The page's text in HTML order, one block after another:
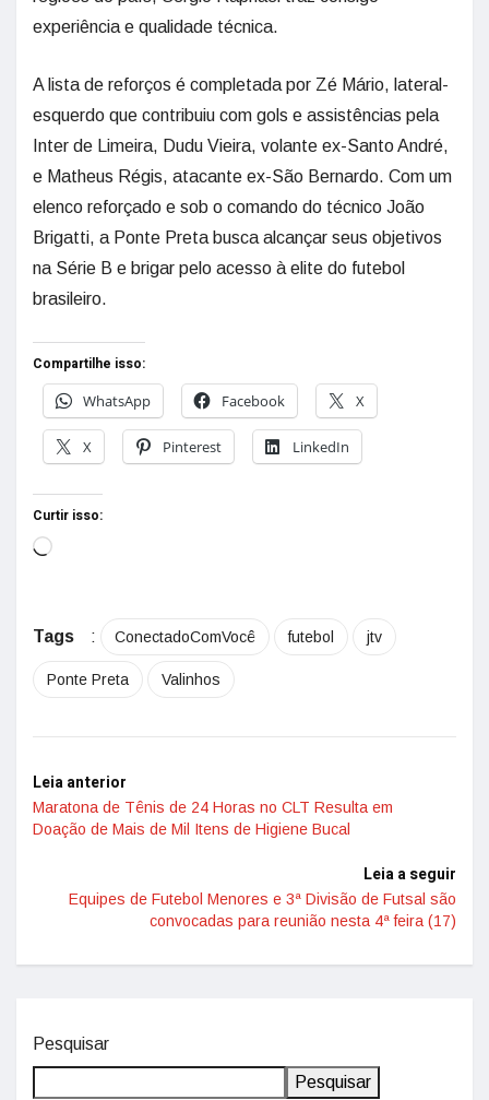
experiência e qualidade técnica.
A lista de reforços é completada por Zé Mário, lateral-
esquerdo que contribuiu com gols e assistências pela
Inter de Limeira, Dudu Vieira, volante ex-Santo André,
e Matheus Régis, atacante ex-São Bernardo. Com um
elenco reforçado e sob o comando do técnico João
Brigatti, a Ponte Preta busca alcançar seus objetivos
na Série B e brigar pelo acesso à elite do futebol
brasileiro.
Compartilhe isso:
WhatsApp
Facebook X
X Pinterest LinkedIn
Curtir isso:
Tags : ConectadoComVocê futebol jtv
Ponte Preta Valinhos
Leia anterior
Maratona de Tênis de 24 Horas no CLT Resulta em
Doação de Mais de Mil Itens de Higiene Bucal
Leia a seguir
Equipes de Futebol Menores e 3ª Divisão de Futsal são
convocadas para reunião nesta 4ª feira (17)
Pesquisar
Pesquisar